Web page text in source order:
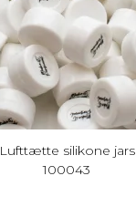
Lufttætte silikone jars
100043